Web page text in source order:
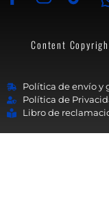
Content
Política de envío y
Política de
Libro de